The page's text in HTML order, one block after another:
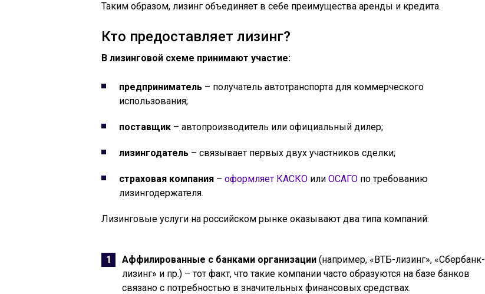
Таким образом, лизинг объединяет в себе преимущества аренды и кредита.
Кто предоставляет лизинг?
В лизинговой схеме принимают участие:
предприниматель – получатель автотранспорта для коммерческого
использования;
поставщик – автопроизводитель или официальный дилер;
лизингодатель – связывает первых двух участников сделки;
страховая компания – оформляет КАСКО или ОСАГО по требованию
лизингодержателя.
Лизинговые услуги на российском рынке оказывают два типа компаний:
Аффилированные с банками организации (например, «ВТБ-лизинг», «Сбербанк-
лизинг» и пр.) – тот факт, что такие компании часто образуются на базе банков
связано с потребностью в значительных финансовых средствах.